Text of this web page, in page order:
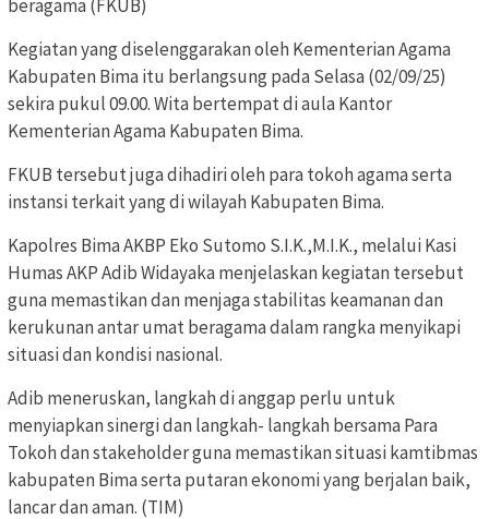
beragama (FKUB)
Kegiatan yang diselenggarakan oleh Kementerian Agama
Kabupaten Bima itu berlangsung pada Selasa (02/09/25)
sekira pukul 09.00. Wita bertempat di aula Kantor
Kementerian Agama Kabupaten Bima.
FKUB tersebut juga dihadiri oleh para tokoh agama serta
instansi terkait yang di wilayah Kabupaten Bima.
Kapolres Bima AKBP Eko Sutomo S.I.K.,M.I.K., melalui Kasi
Humas AKP Adib Widayaka menjelaskan kegiatan tersebut
guna memastikan dan menjaga stabilitas keamanan dan
kerukunan antar umat beragama dalam rangka menyikapi
situasi dan kondisi nasional.
Adib meneruskan, langkah di anggap perlu untuk
menyiapkan sinergi dan langkah- langkah bersama Para
Tokoh dan stakeholder guna memastikan situasi kamtibmas
kabupaten Bima serta putaran ekonomi yang berjalan baik,
lancar dan aman. (TIM)